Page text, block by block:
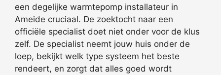
een degelijke warmtepomp installateur in
Ameide cruciaal. De zoektocht naar een
officiële specialist doet niet onder voor de klus
zelf. De specialist neemt jouw huis onder de
loep, bekijkt welk type systeem het beste
rendeert, en zorgt dat alles goed wordt